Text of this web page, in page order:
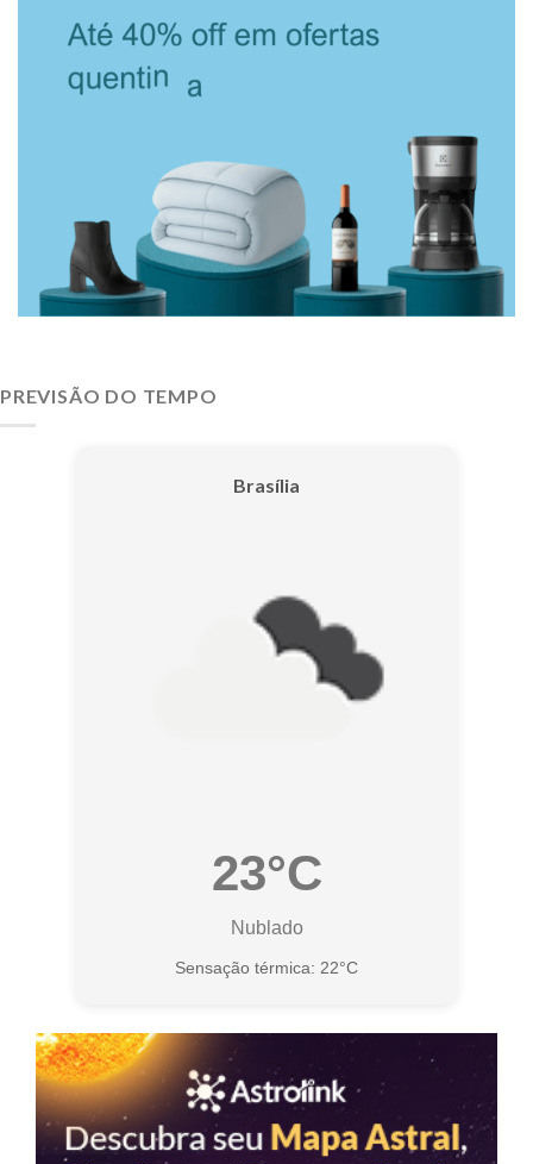
PREVISÃO DO TEMPO
Brasília
23°C
Nublado
Sensação térmica: 22°C